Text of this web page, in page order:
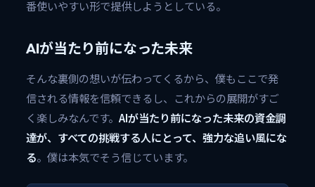
番使いやすい形で提供しようとしている。
AIが当たり前になった未来
そんな裏側の想いが伝わってくるから、僕もここで発
信される情報を信頼できるし、これからの展開がすご
く楽しみなんです。AIが当たり前になった未来の資金調
達が、すべての挑戦する人にとって、強力な追い風にな
る。僕は本気でそう信じています。